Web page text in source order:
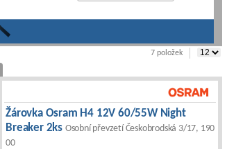
7 položek
Žárovka Osram H4 12V 60/55W Night
Breaker 2ks Osobní převzetí Českobrodská 3/17, 190
00